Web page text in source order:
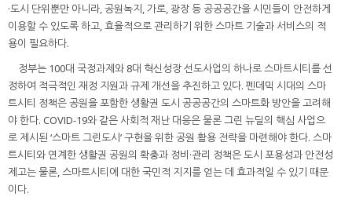
·도시 단위뿐만 아니라, 공원녹지, 가로, 광장 등 공공공간을 시민들이 안전하게
이용할 수 있도록 하고, 효율적으로 관리하기 위한 스마트 기술과 서비스의 적
용이 필요하다.
정부는 100대 국정과제와 8대 혁신성장 선도사업의 하나로 스마트시티를 선
정하여 적극적인 재정 지원과 규제 개선을 추진하고 있다. 펜데믹 시대의 스마
트시티 정책은 공원을 포함한 생활권 도시 공공공간의 스마트화 방안을 고려해
야 한다. COVID-19와 같은 사회적 재난 대응은 물론 그린 뉴딜의 핵심 사업으
로 제시된 ‘스마트 그린도시’ 구현을 위한 공원 활용 전략을 마련해야 한다. 스마
트시티와 연계한 생활권 공원의 확충과 정비·관리 정책은 도시 포용성과 안전성
제고는 물론, 스마트시티에 대한 국민적 지지를 얻는 데 효과적일 수 있기 때문
이다.